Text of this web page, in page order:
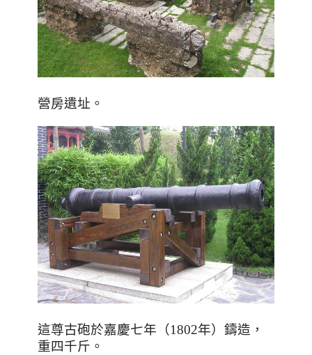
營房遺址 。
這尊古砲於嘉慶七年（1802年）鑄造，
重四千斤 。